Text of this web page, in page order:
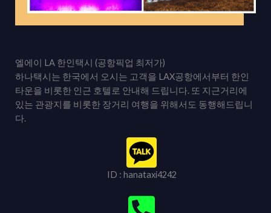
엘에이 LA 한인택시 (공항픽업 최저가)
하나택시는 한국에서 오시는 고객을 LAX공항에서부터 한인
타운을 비롯한 인근 호텔로 안내해 드립니다. 또 지근거리에
있는 관광지를 비롯한 장거리 여행을 위해서도 동행해드립니
다.
ID : hanataxi4242